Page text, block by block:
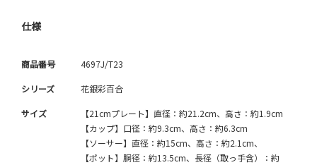
仕様
商品番号 4697J/T23
シリーズ 花銀彩百合
サイズ
【21cmプレート】直径：約21.2cm、高さ：約1.9cm
【カップ】口径：約9.3cm、高さ：約6.3cm
【ソーサー】直径：約15cm、高さ：約2.1cm、
【ポット】胴径：約13.5cm、長径（取っ手含）：約